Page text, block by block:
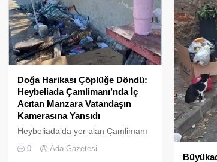
Doğa Harikası Çöplüğe Döndü:
Heybeliada Çamlimanı’nda İç
Acıtan Manzara Vatandaşın
Kamerasına Yansıdı
Heybeliada’da yer alan Çamlimanı
eksikliğinin kurbanı oldu. Doğal
0 Ada Gazetesi